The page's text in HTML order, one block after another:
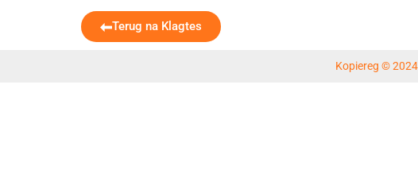
Terug na Klagtes
Kopiereg ©